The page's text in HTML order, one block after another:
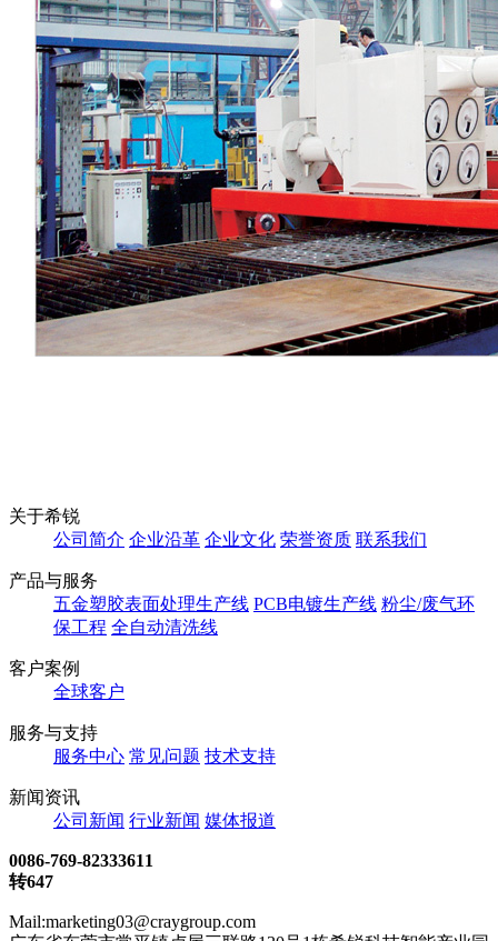
关于希锐
公司简介 企业沿革 企业文化 荣誉资质 联系我们
产品与服务
五金塑胶表面处理生产线 PCB电镀生产线 粉尘/废气环
保工程 全自动清洗线
客户案例
全球客户
服务与支持
服务中心 常见问题 技术支持
新闻资讯
公司新闻 行业新闻 媒体报道
0086-769-82333611
转647
Mail:marketing03@craygroup.com